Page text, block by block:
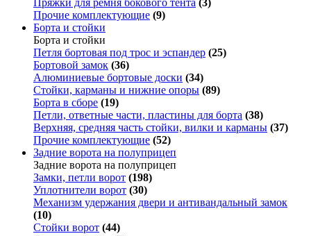
Пряжки для ремня бокового тента (3)
Прочие комплектующие (9)
Борта и стойки
Борта и стойки
Петля бортовая под трос и эспандер (25)
Бортовой замок (36)
Алюминиевые бортовые доски (34)
Стойки, карманы и нижние опоры (89)
Борта в сборе (19)
Петли, ответные части, пластины для борта (38)
Верхняя, средняя часть стойки, вилки и карманы (37)
Прочие комплектующие (52)
Задние ворота на полуприцеп
Задние ворота на полуприцеп
Замки, петли ворот (198)
Уплотнители ворот (30)
Механизм удержания двери и антивандальный замок
(10)
Стойки ворот (44)